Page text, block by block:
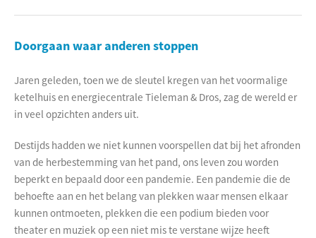
Doorgaan waar anderen stoppen
Jaren geleden, toen we de sleutel kregen van het voormalige
ketelhuis en energiecentrale Tieleman & Dros, zag de wereld er
in veel opzichten anders uit.
Destijds hadden we niet kunnen voorspellen dat bij het afronden
van de herbestemming van het pand, ons leven zou worden
beperkt en bepaald door een pandemie. Een pandemie die de
behoefte aan en het belang van plekken waar mensen elkaar
kunnen ontmoeten, plekken die een podium bieden voor
theater en muziek op een niet mis te verstane wijze heeft